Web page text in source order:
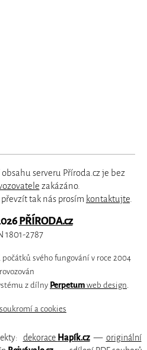
serveru Příroda.cz je bez
zakázáno.
tak nás prosím kontaktujte
PŘÍRODA.cz
1801-2787
počátků svého fungování v roce 2004
z dílny Perpetum web design.
a cookies
dekorace Hapík.cz— originální